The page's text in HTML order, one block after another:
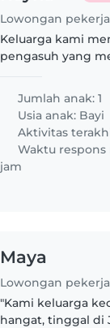
Keluarga kami
pengasuh yang
merawat bayi
dan ramah. Harus
dan mengurus
tangga. Hubungi..
Jumlah anak: 1
Usia anak: Bayi
Aktivitas
Waktu respons
jam
Maya
"Kami keluarga
hangat, tinggal di